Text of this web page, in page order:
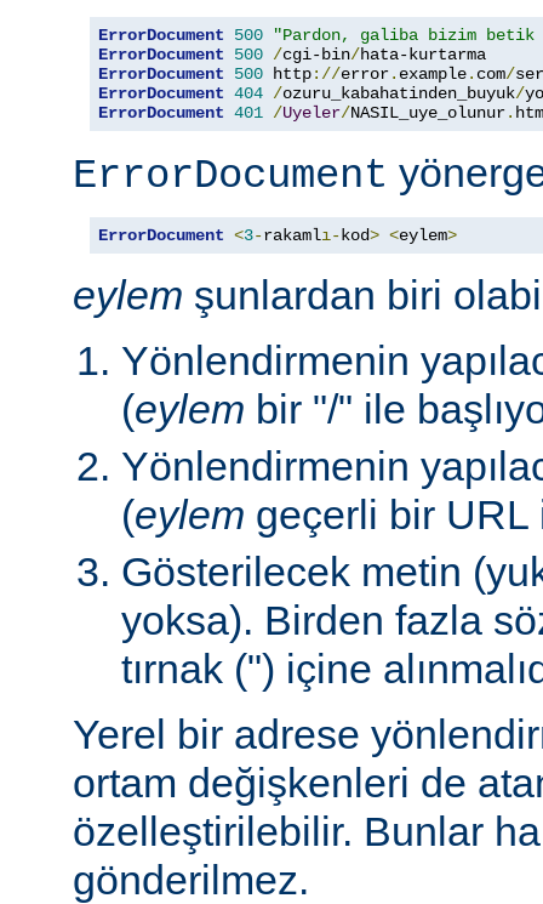
ErrorDocument 500
"Pardon, galiba bizim
ErrorDocument
500 /cgi-bin/
ErrorDocument
500 http://error. example. com/
ErrorDocument 404 /ozuru_kabahatinden_buyuk/
ErrorDocument 401 /Uyeler/NASIL_uye_olunur.
ErrorDocument
ErrorDocument <3-rakamlı-kod> <eylem>
eylem şunlardan biri
Yönlendirmenin
(eylem bir "/" ile
Yönlendirmenin
(eylem geçerli bir URL
Gösterilecek metin
yoksa). Birden fazla
tırnak (") içine
Yerel bir adrese
ortam değişkenleri de
özelleştirilebilir. Bunlar
gönderilmez.